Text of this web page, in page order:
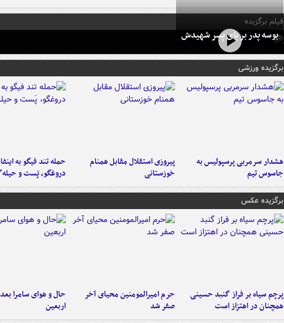
فیلم برگزیده
بوسه‌ پدر بر پای پسر شهیدش
برگزیده ورزشی
هشدار سرمربی پرسپولیس به
جاسوس تیم
پیروزی استقلال مقابل همنام
خوزستانی
حمله تند فیگو به
دروغگو، پَست‌ و
برگزیده عکس
پرچم سیاه بر فراز گنبد حسینی
همچنان در اهتزاز است
حرم امیرالمومنین محیای آخر
صفر شد
حال و هوای سامرا بعد
اربعین